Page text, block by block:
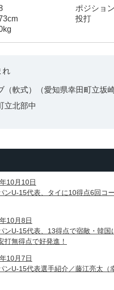
ポジション
投打
れ
（軟式）（愛知県幸田町立坂崎
立北部中
10月10日
ンU-15代表、タイに10得点6回コ
10月8日
ンU-15代表、13得点で宿敵・韓
打無得点で好発進！
10月7日
ンU-15代表選手紹介／藤江亮太（